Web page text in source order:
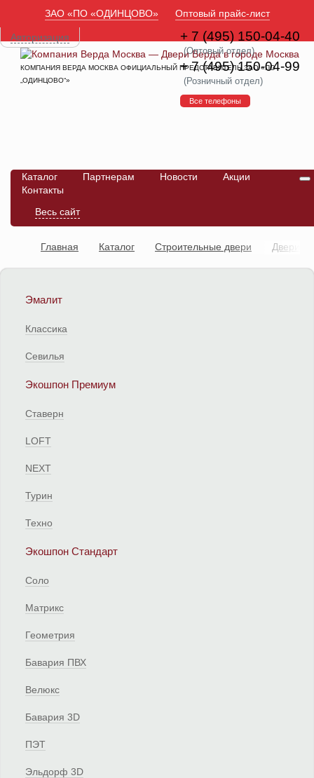
ЗАО «ПО «ОДИНЦОВО» Оптовый прайс-лист
Авторизация
КОМПАНИЯ ВЕРДА МОСКВА ОФИЦИАЛЬНЫЙ ПРЕДСТАВИТЕЛЬ ЗАО «ПО
„ОДИНЦОВО“»
+ 7 (495) 150-04-40
(Оптовый отдел)
+ 7 (495) 150-04-99
(Розничный отдел)
Все телефоны
Каталог Партнерам Новости
Акции
Контакты
Весь сайт
Главная Каталог Строительные двери
Двери
Эмалит
Классика
Севилья
Экошпон Премиум
Ставерн
LOFT
NEXT
Турин
Техно
Экошпон Стандарт
Соло
Матрикс
Геометрия
Бавария ПВХ
Велюкс
Бавария 3D
ПЭТ
Эльдорф 3D